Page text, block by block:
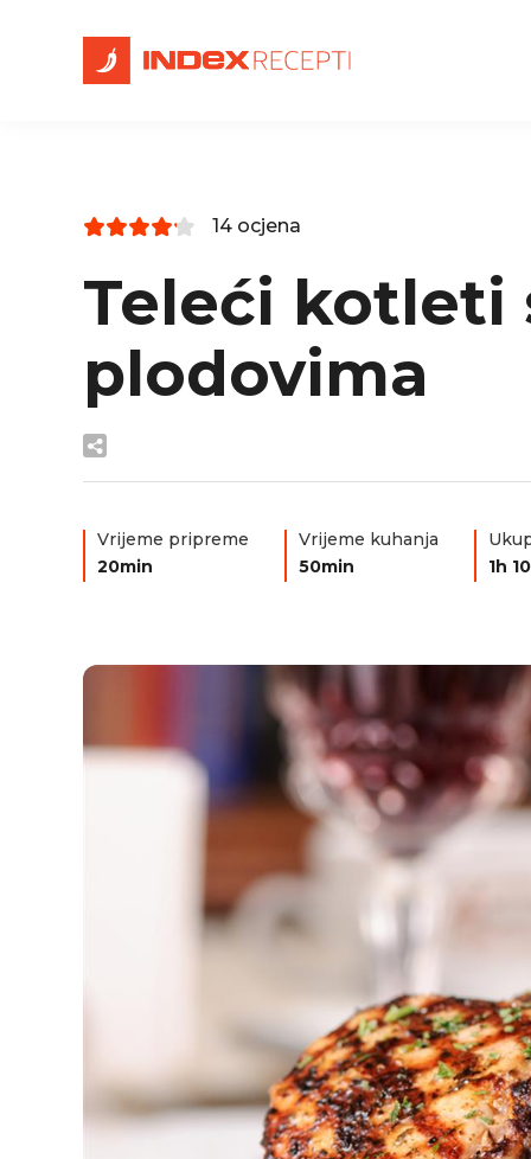
14 ocjena
Teleći kotleti
plodovima
Vrijeme pripreme
20min
Vrijeme kuhanja
50min
1h